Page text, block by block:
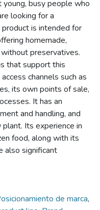
busy people who
looking for a
is intended for
homemade,
preservatives.
that support this
channels such as
its own points of sale,
It has an
and handling, and
Its experience in
food, along with its
also significant
de marca,